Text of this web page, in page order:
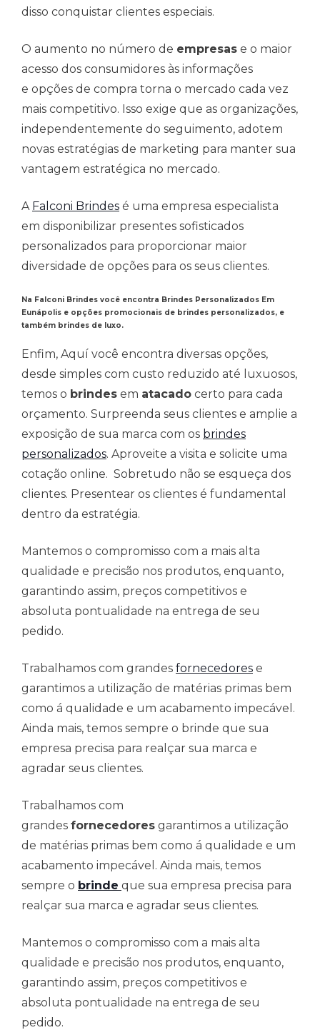
disso conquistar clientes especiais.
O aumento no número de empresas e o maior
acesso dos consumidores às informações
e opções de compra torna o mercado cada vez
mais competitivo. Isso exige que as organizações,
independentemente do seguimento, adotem
novas estratégias de marketing para manter sua
vantagem estratégica no mercado.
A Falconi Brindes é uma empresa especialista
em disponibilizar presentes sofisticados
personalizados para proporcionar maior
diversidade de opções para os seus clientes.
Na Falconi Brindes você encontra Brindes Personalizados Em
Eunápolis e opções promocionais de brindes personalizados, e
também brindes de luxo.
Enfim, Aquí você encontra diversas opções,
desde simples com custo reduzido até luxuosos,
temos o brindes em atacado certo para cada
orçamento. Surpreenda seus clientes e amplie a
exposição de sua marca com os brindes
personalizados. Aproveite a visita e solicite uma
cotação online. Sobretudo não se esqueça dos
clientes. Presentear os clientes é fundamental
dentro da estratégia.
Mantemos o compromisso com a mais alta
qualidade e precisão nos produtos, enquanto,
garantindo assim, preços competitivos e
absoluta pontualidade na entrega de seu
pedido.
Trabalhamos com grandes fornecedores e
garantimos a utilização de matérias primas bem
como á qualidade e um acabamento impecável.
Ainda mais, temos sempre o brinde que sua
empresa precisa para realçar sua marca e
agradar seus clientes.
Trabalhamos com
grandes fornecedores garantimos a utilização
de matérias primas bem como á qualidade e um
acabamento impecável. Ainda mais, temos
sempre o brinde que sua empresa precisa para
realçar sua marca e agradar seus clientes.
Mantemos o compromisso com a mais alta
qualidade e precisão nos produtos, enquanto,
garantindo assim, preços competitivos e
absoluta pontualidade na entrega de seu
pedido.